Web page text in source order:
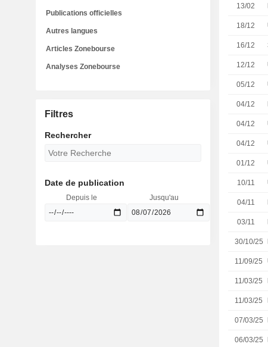
13/02
18/12
16/12
12/12
05/12
04/12
04/12
04/12
01/12
10/11
04/11
03/11
30/10/25
11/09/25
11/03/25
11/03/25
07/03/25
06/03/25
Publications officielles
Autres langues
Articles Zonebourse
Analyses Zonebourse
Filtres
Rechercher
Date de publication
Depuis le Jusqu'au